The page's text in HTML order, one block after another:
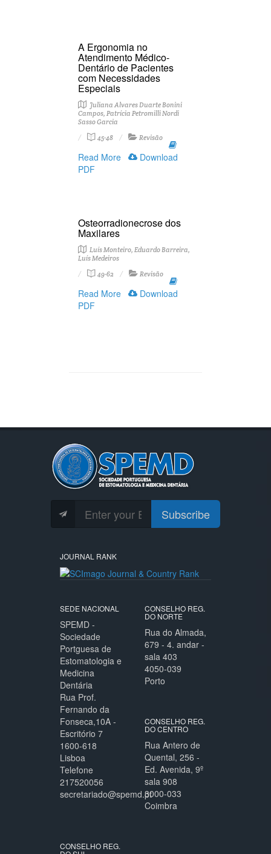
A Ergonomia no
Atendimento Médico-
Dentário de Pacientes
com Necessidades
Especiais
Juliana Alvares Duarte Bonini
Campos, Patrícia Petromilli Nordi
Sasso Garcia
45-48
Revisão
Read More
Download
PDF
Osteorradionecrose dos
Maxilares
Luís Monteiro, Eduardo Barreira,
Luís Medeiros
49-62
Revisão
Read More
Download
PDF
Subscribe
JOURNAL RANK
SEDE NACIONAL
SPEMD -
Sociedade
Portguesa de
Estomatologia e
Medicina
Dentária
Rua Prof.
Fernando da
Fonseca,10A -
Escritório 7
1600-618
Lisboa
Telefone
217520056
secretariado@spemd.pt
CONSELHO REG.
DO NORTE
Rua do Almada,
679 - 4. andar -
sala 403
4050-039
Porto
CONSELHO REG.
DO CENTRO
Rua Antero de
Quental, 256 -
Ed. Avenida, 9º
sala 908
3000-033
Coimbra
CONSELHO REG.